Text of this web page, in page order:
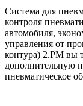
Система для
контроля
автомобиля,
управления от
контура) 2.PM вы
дополнительную
пневматическое